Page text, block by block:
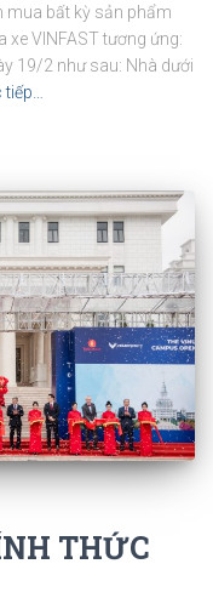
mua bất kỳ sản phẩm
VINFAST tương ứng:
19/2 như sau: Nhà dưới
THỨC